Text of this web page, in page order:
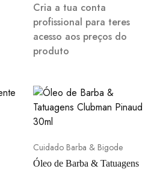
Cria a tua conta
profissional para teres
acesso aos preços do
produto
Cuidado Barba & Bigode
Óleo de Barba & Tatuagens